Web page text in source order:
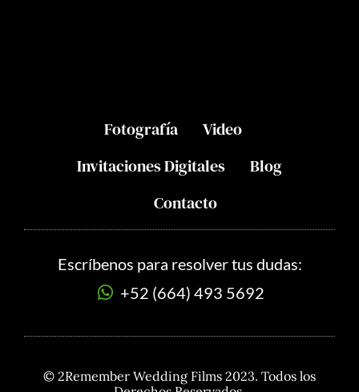
Fotografía
Video
Invitaciones Digitales
Blog
Contacto
Escríbenos para resolver tus dudas:
+52 (664) 493 5692
© 2Remember Wedding Films 2023. Todos los